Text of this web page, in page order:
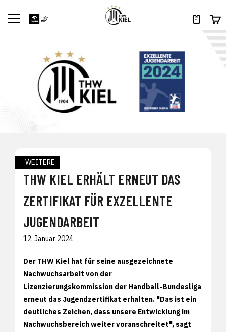
WEITERE
THW KIEL ERHÄLT ERNEUT DAS
ZERTIFIKAT FÜR EXZELLENTE
JUGENDARBEIT
12. Januar 2024
Der THW Kiel hat für seine ausgezeichnete
Nachwuchsarbeit von der
Lizenzierungskommission der Handball-Bundesliga
erneut das Jugendzertifikat erhalten. "Das ist ein
deutliches Zeichen, dass unsere Entwicklung im
Nachwuchsbereich weiter voranschreitet", sagt